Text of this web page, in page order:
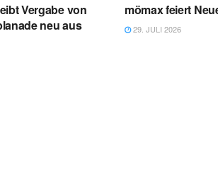
Vergabe von
neu aus
mömax feiert
29. JULI 2026